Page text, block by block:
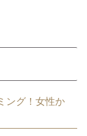
ング！女性か